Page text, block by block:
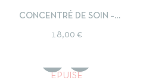
CONCENTRÉ DE SOIN –
18,00 €
ÉPUISÉ